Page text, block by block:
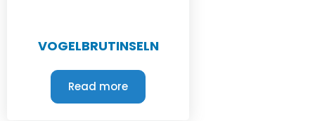
VOGELBRUTINSELN
Read more